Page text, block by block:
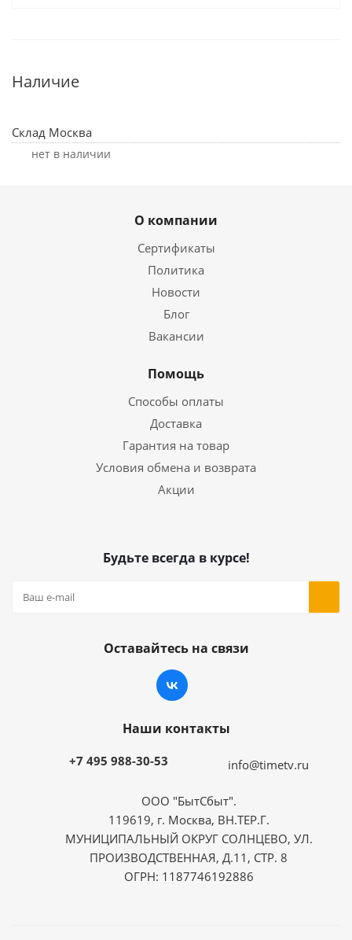
Наличие
Склад Москва
Нет в наличии
О компании
Сертификаты
Политика
Новости
Блог
Вакансии
Помощь
Способы оплаты
Доставка
Гарантия на товар
Условия обмена и возврата
Акции
Будьте всегда в курсе!
Оставайтесь на связи
Наши контакты
+7 495 988-30-53 info@timetv.ru
ООО "БытСбыт".
119619, г. Москва, ВН.ТЕР.Г.
МУНИЦИПАЛЬНЫЙ ОКРУГ СОЛНЦЕВО, УЛ.
ПРОИЗВОДСТВЕННАЯ, Д.11, СТР. 8
ОГРН: 1187746192886